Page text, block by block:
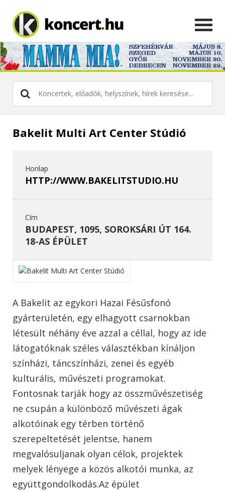
Bakelit Multi Art Center Stúdió
Honlap
HTTP://WWW.BAKELITSTUDIO.HU
Cím
BUDAPEST, 1095, SOROKSÁRI ÚT 164.
18-AS ÉPÜLET
A Bakelit az egykori Hazai Fésűsfonó
gyárterületén, egy elhagyott csarnokban
létesült néhány éve azzal a céllal, hogy az ide
látogatóknak széles választékban kínáljon
színházi, táncszínházi, zenei és egyéb
kulturális, művészeti programokat.
Fontosnak tarják hogy az összművészetiség
ne csupán a különböző művészeti ágak
alkotóinak egy térben történő
szerepeltetését jelentse, hanem
megvalósuljanak olyan célok, projektek
melyek lényege a közös alkotói munka, az
együttgondolkodás.Az épület